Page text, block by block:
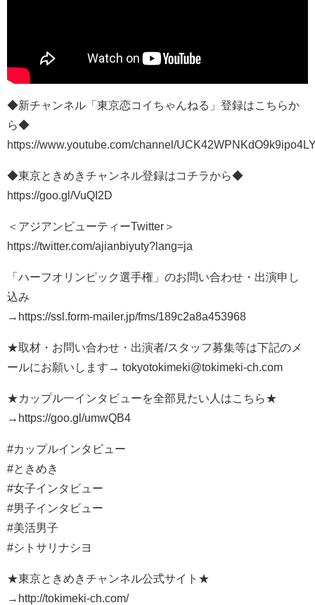
◆新チャンネル「東京恋コイちゃんねる」登録はこちらか
ら◆
https://www.youtube.com/channel/
◆東京ときめきチャンネル登録はコチラから◆
https://goo.gl/VuQI2D
＜アジアンビューティーTwitter＞
https://twitter.com/ajianbiyuty?lang=ja
「ハーフオリンピック選手権」のお問い合わせ・出演申し
込み
→https://ssl.form-mailer.jp/fms/189c2a8a453968
★取材・お問い合わせ・出演者/スタッフ募集等は下記のメ
ールにお願いします→ tokyotokimeki@tokimeki-ch.com
★カップル一インタビューを全部見たい人はこちら★
→https://goo.gl/umwQB4
#カップルインタビュー
#ときめき
#女子インタビュー
#男子インタビュー
#美活男子
#シトサリナシヨ
★東京ときめきチャンネル公式サイト★
→http://tokimeki-ch.com/